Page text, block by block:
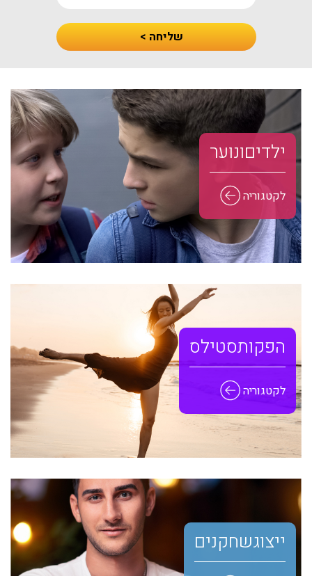
חיזרו
אלי
מחיר
שליחה >
ילדים ונוער
לקטגוריה
הפקות סטילס
לקטגוריה
ייצוג שחקנים